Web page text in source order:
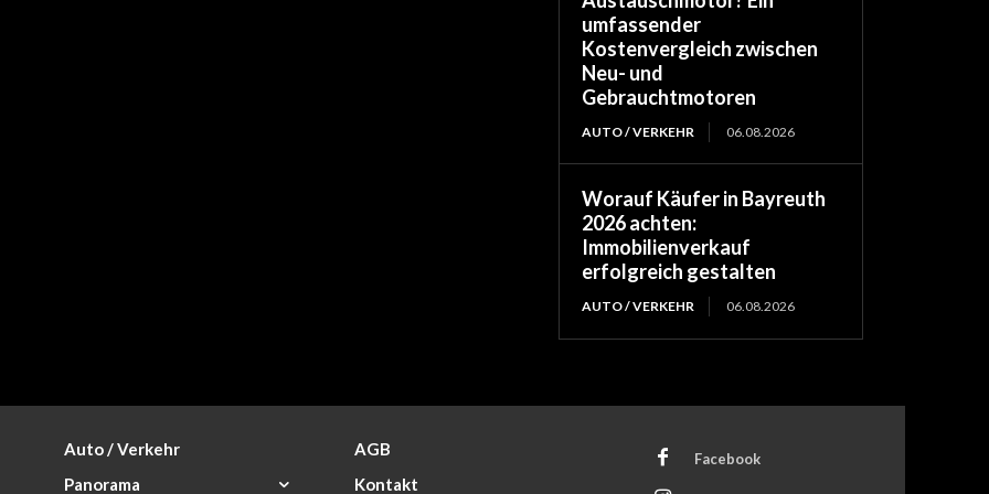
umfassender
Kostenvergleich zwischen
Neu- und
Gebrauchtmotoren
AUTO / VERKEHR 06.08.2026
Worauf Käufer in Bayreuth
2026 achten:
Immobilienverkauf
erfolgreich gestalten
AUTO / VERKEHR 06.08.2026
Auto / Verkehr
Panorama
AGB
Kontakt
Facebook